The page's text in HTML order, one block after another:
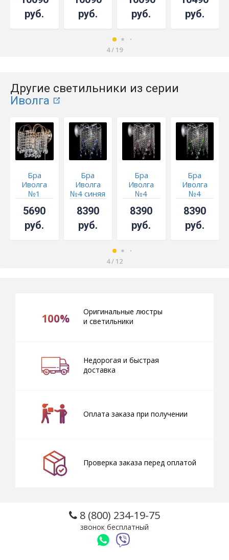
руб.
руб.
руб.
руб.
4/ 19
Другие светильники из серии
Иволга
Бра
Иволга
№1
5690
руб.
Бра
Иволга
№4 синяя
8390
руб.
Бра
Иволга
№4
8390
руб.
Бра
Иволга
№4
8390
руб.
4/ 12
100%
Оригинальные люстры
и светильники
Недорогая и быстрая
доставка
Оплата заказа при получении
Проверка заказа перед оплатой
8 (800) 234-19-75
звонок бесплатный